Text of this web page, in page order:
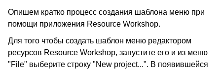
Опишем кратко процесс создания шаблона меню при
помощи приложения Resource Workshop.
Для того чтобы создать шаблон меню редактором
ресурсов Resource Workshop, запустите его и из меню
"File" выберите строку "New project...". В появившейся